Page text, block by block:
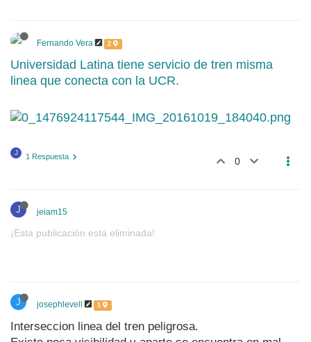
Fernando Vera 2
Universidad Latina tiene servicio de tren misma
linea que conecta con la UCR.
0
J 1 Respuesta
J jeiam15
¡Esta publicación está eliminada!
J josephlevell 1
Interseccion linea del tren peligrosa.